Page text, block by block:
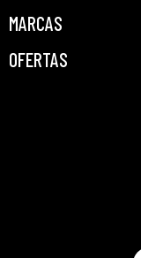
MARCAS
OFERTAS